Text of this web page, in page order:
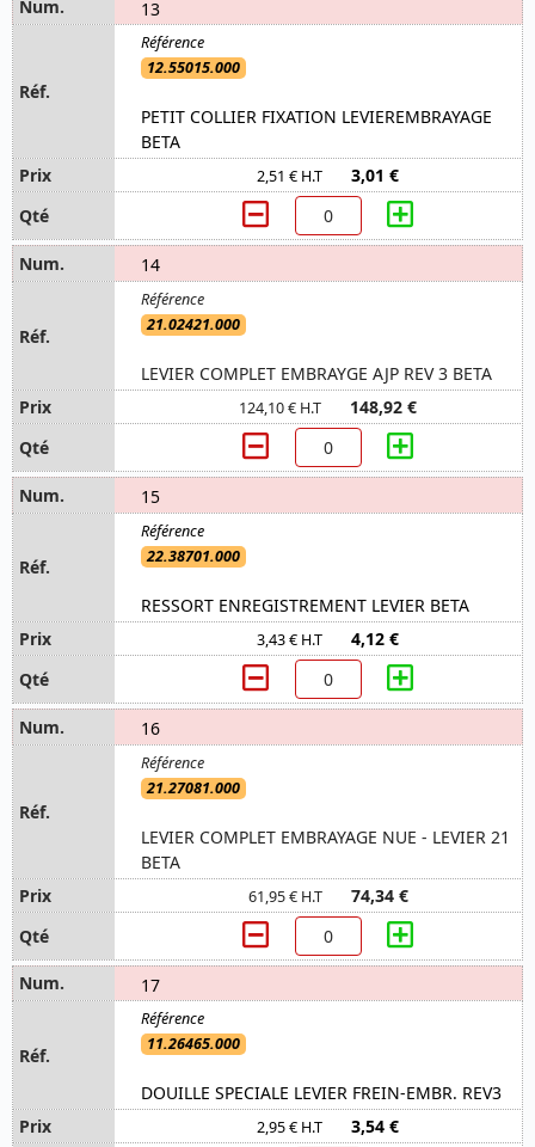
13
12.55015.000
PETIT COLLIER FIXATION LEVIEREMBRAYAGE
BETA
2,51 € H.T 3,01 €
14
21.02421.000
LEVIER COMPLET EMBRAYGE AJP REV 3 BETA
124,10 € H.T 148,92 €
15
22.38701.000
RESSORT ENREGISTREMENT LEVIER BETA
3,43 € H.T 4,12 €
16
21.27081.000
LEVIER COMPLET EMBRAYAGE NUE - LEVIER 21
BETA
61,95 € H.T 74,34 €
17
11.26465.000
DOUILLE SPECIALE LEVIER FREIN-EMBR. REV3
2,95 € H.T 3,54 €